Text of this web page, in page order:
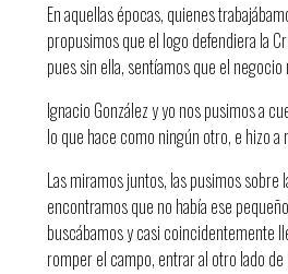
En aquellas épocas, quienes
propusimos que el logo defendiera la
pues sin ella, sentíamos que el
Ignacio González y yo nos pusimos a
lo que hace como ningún otro, e hizo a
Las miramos juntos, las pusimos sobre
encontramos que no había ese
buscábamos y casi coincidentemente
romper el campo, entrar al otro lado de